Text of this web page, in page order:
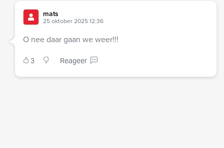
mats
25 oktober 2025 12:36
O nee daar gaan we weer!!!
3 Reageer